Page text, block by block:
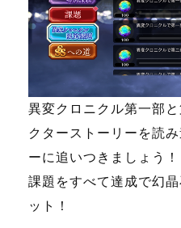
異変クロニクル第一部
クターストーリーを読
ーに追いつきましょう！
課題をすべて達成で幻
ット！